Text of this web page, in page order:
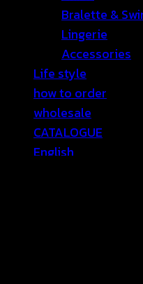
Bralette &
Lingerie
Accessories
Life style
how to order
wholesale
CATALOGUE
English